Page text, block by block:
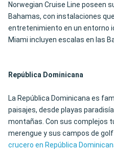
Norwegian Cruise Line poseen
Bahamas, con instalaciones
entretenimiento en un entorno
Miami incluyen escalas en las
República Dominicana
La República Dominicana es
paisajes, desde playas
montañas. Con sus complejos
merengue y sus campos de
crucero en República